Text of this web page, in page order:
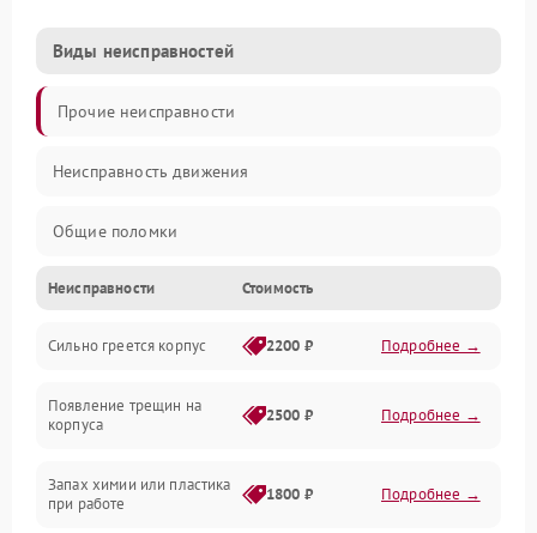
Виды неисправностей
Прочие неисправности
Неисправность движения
Общие поломки
Неисправность датчиков
Неисправность программного обеспечения
Проблемы с сигналом
Неисправности Стоимость
Сильно греется корпус 2200 ₽ Подробнее →
Появление трещин на
корпуса
2500 ₽ Подробнее →
Запах химии или пластика
при работе
1800 ₽ Подробнее →